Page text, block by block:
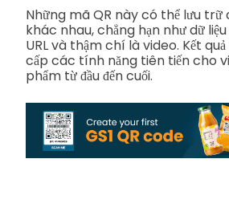
Những mã QR này có thể lưu
khác nhau, chẳng hạn như dữ liệu
URL và thậm chí là video. Kết
cấp các tính năng tiên tiến cho
phẩm từ đầu đến cuối.